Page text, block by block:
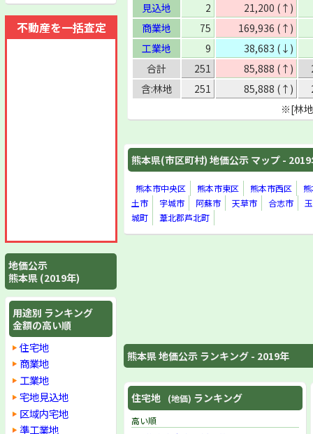
見込地
2
21,200 (↑)
商業地
75
169,936 (↑)
工業地
9
38,683 (↓)
合計
251 85,888 (↑)
含:林地
251 85,888 (↑)
※[林
熊本県(市区町村) 地価公示 マップ -
熊本市中央区 熊本市東区 熊本市西区
土市
宇城市 阿蘇市 天草市 合志市
城町
葦北郡芦北町
熊本県 地価公示 ランキング - 2019年
住宅地 (地価) ランキング
高い順
不動産を一括査定
地価公示
熊本県 (2019年)
用途別 ランキング
金額の高い順
住宅地
商業地
工業地
宅地見込地
区域内宅地
準工業地